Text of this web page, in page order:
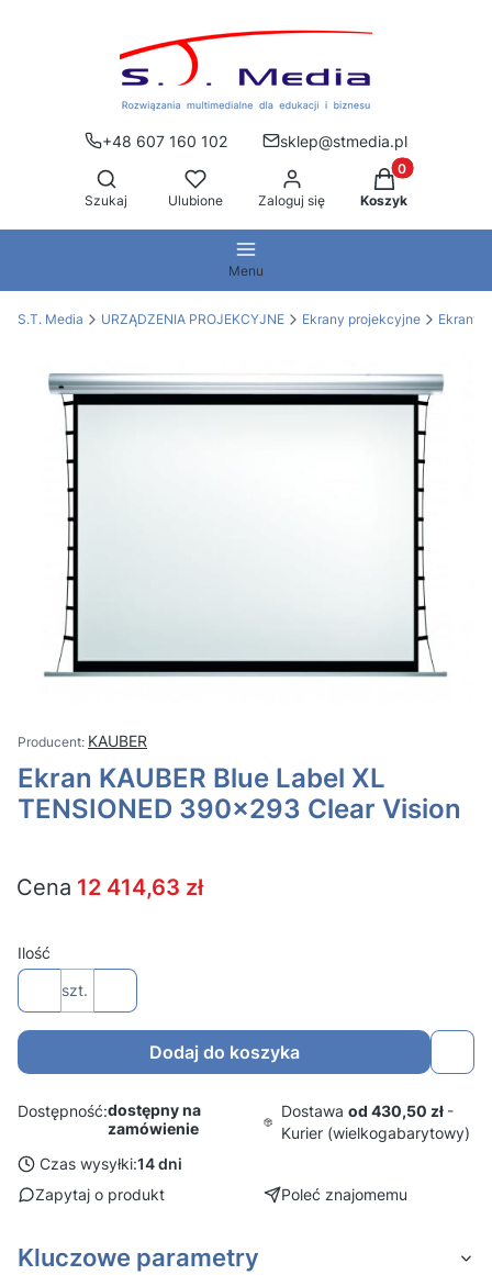
+48 607 160 102
sklep@stmedia.pl
Otwórz wyszukiwarkę
Szukaj Ulubione Zaloguj się
Produkty w
Koszyk
Menu
S.T. Media URZĄDZENIA PROJEKCYJNE Ekrany projekcyjne Ekrany
KAUBER
Ekran KAUBER Blue Label XL
TENSIONED 390x293 Clear Vision
Cena 12 414,63 zł
Ilość
szt.
Dodaj do koszyka
Dostępność:dostępny na
zamówienie
Dostawaod 430,50 zł -
Kurier (wielkogabarytowy)
Czas wysyłki:14 dni
Zapytaj o produkt
Poleć znajomemu
Kluczowe parametry